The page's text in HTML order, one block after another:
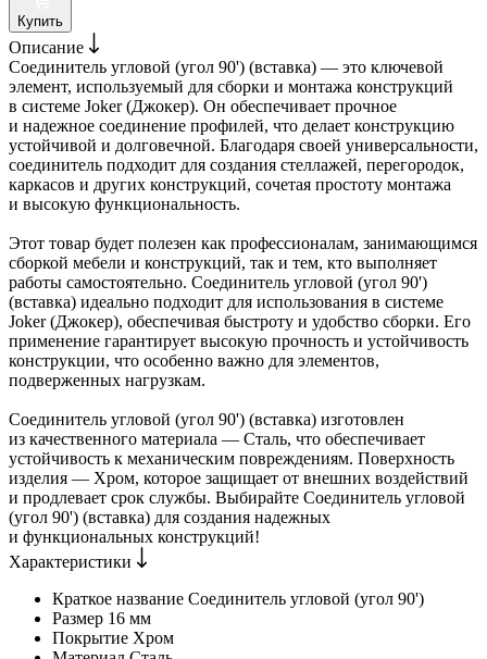
Купить
Описание
Соединитель угловой (угол 90') (вставка) — это ключевой
элемент, используемый для сборки и монтажа конструкций
в системе Joker (Джокер). Он обеспечивает прочное
и надежное соединение профилей, что делает конструкцию
устойчивой и долговечной. Благодаря своей универсальности,
соединитель подходит для создания стеллажей, перегородок,
каркасов и других конструкций, сочетая простоту монтажа
и высокую функциональность.
Этот товар будет полезен как профессионалам, занимающимся
сборкой мебели и конструкций, так и тем, кто выполняет
работы самостоятельно. Соединитель угловой (угол 90')
(вставка) идеально подходит для использования в системе
Joker (Джокер), обеспечивая быстроту и удобство сборки. Его
применение гарантирует высокую прочность и устойчивость
конструкции, что особенно важно для элементов,
подверженных нагрузкам.
Соединитель угловой (угол 90') (вставка) изготовлен
из качественного материала — Сталь, что обеспечивает
устойчивость к механическим повреждениям. Поверхность
изделия — Хром, которое защищает от внешних воздействий
и продлевает срок службы. Выбирайте Соединитель угловой
(угол 90') (вставка) для создания надежных
и функциональных конструкций!
Характеристики
Краткое название Соединитель угловой (угол 90')
Размер 16 мм
Покрытие Хром